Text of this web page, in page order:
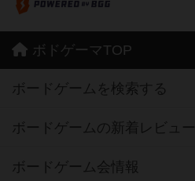
ボドゲーマTOP
ボードゲームを検索する
ボードゲームの新着レビュー
ボードゲーム会情報